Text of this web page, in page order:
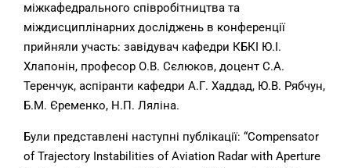
міжкафедрального співробітництва та
міждисциплінарних досліджень в конференції
прийняли участь: завідувач кафедри КБКІ Ю.І.
Хлапонін, професор О.В. Сєлюков, доцент С.А.
Теренчук, аспіранти кафедри А.Г. Хаддад, Ю.В. Рябчун,
Б.М. Єременко, Н.П. Ляліна.
Були представлені наступні публікації: “Compensator
of Trajectory Instabilities of Aviation Radar with Aperture